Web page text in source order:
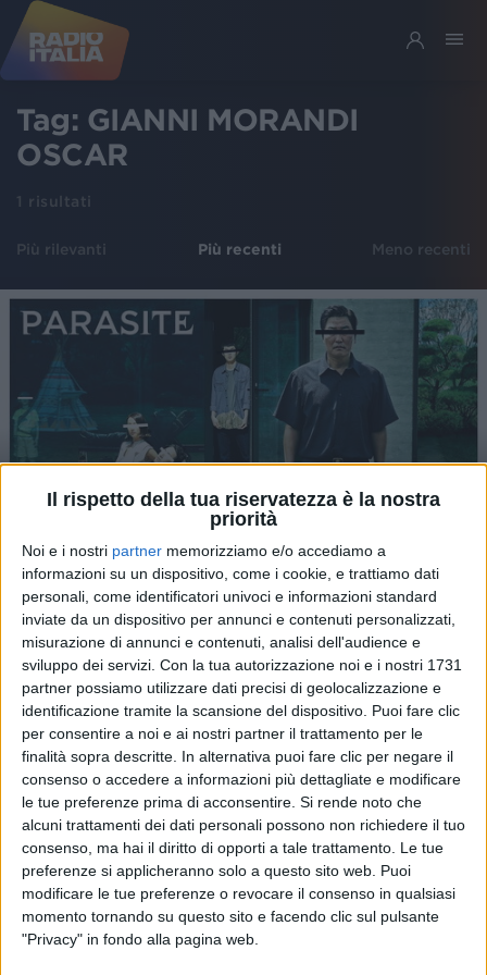
Il rispetto della tua riservatezza è la nostra
priorità
Noi e i nostri partner memorizziamo e/o accediamo a
informazioni su un dispositivo, come i cookie, e trattiamo dati
personali, come identificatori univoci e informazioni standard
inviate da un dispositivo per annunci e contenuti personalizzati,
misurazione di annunci e contenuti, analisi dell'audience e
sviluppo dei servizi. Con la tua autorizzazione noi e i nostri 1731
partner possiamo utilizzare dati precisi di geolocalizzazione e
identificazione tramite la scansione del dispositivo. Puoi fare clic
per consentire a noi e ai nostri partner il trattamento per le
finalità sopra descritte. In alternativa puoi fare clic per negare il
consenso o accedere a informazioni più dettagliate e modificare
le tue preferenze prima di acconsentire. Si rende noto che
alcuni trattamenti dei dati personali possono non richiedere il tuo
consenso, ma hai il diritto di opporti a tale trattamento. Le tue
preferenze si applicheranno solo a questo sito web. Puoi
modificare le tue preferenze o revocare il consenso in qualsiasi
momento tornando su questo sito e facendo clic sul pulsante
"Privacy" in fondo alla pagina web.
Tag: GIANNI MORANDI
OSCAR
1 risultati
Più rilevanti Più recenti Meno recenti
NEWS 10 feb 2020
Gianni Morandi commenta la vittoria del
film premio Oscar Parasite
Nella pellicola c’è la canzone In ginocchio da te
di